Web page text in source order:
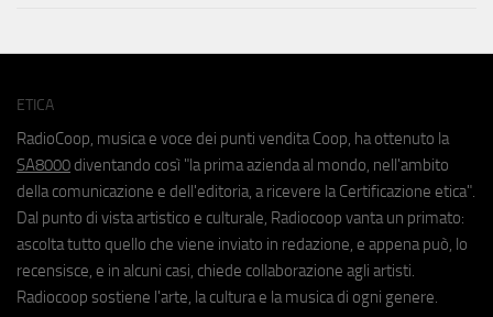
ETICA
RadioCoop, musica e voce dei punti vendita Coop, ha ottenuto la
SA8000 diventando così "la prima azienda al mondo, nell'ambito
della comunicazione e dell'editoria, a ricevere la Certificazione etica".
Dal punto di vista artistico e culturale, Radiocoop vanta un primato:
ascolta tutto quello che viene inviato in redazione, e appena può, lo
recensisce, e in alcuni casi, chiede collaborazione agli artisti.
Radiocoop sostiene l'arte, la cultura e la musica di ogni genere.